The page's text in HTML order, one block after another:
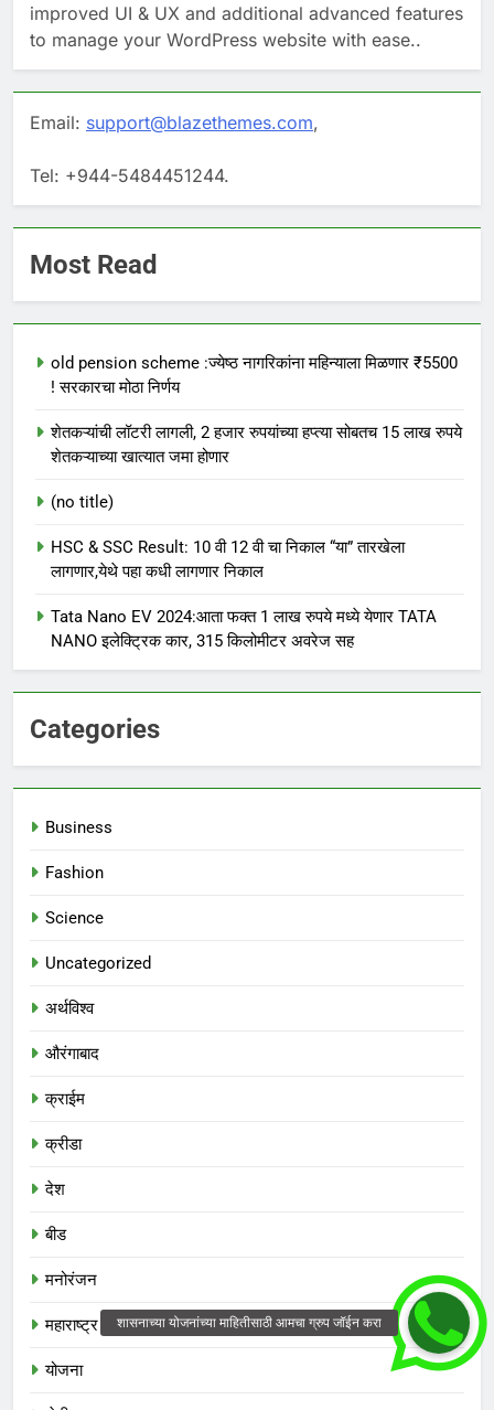
improved UI & UX and additional advanced features
to manage your WordPress website with ease..
Email: support@blazethemes.com,
Tel: +944-5484451244.
Most Read
old pension scheme :ज्येष्ठ नागरिकांना महिन्याला मिळणार ₹5500
! सरकारचा मोठा निर्णय
शेतकऱ्यांची लॉटरी लागली, 2 हजार रुपयांच्या हप्त्या सोबतच 15 लाख रुपये
शेतकऱ्याच्या खात्यात जमा होणार
(no title)
HSC & SSC Result: 10 वी 12 वी चा निकाल “या” तारखेला
लागणार,येथे पहा कधी लागणार निकाल
Tata Nano EV 2024:आता फक्त 1 लाख रुपये मध्ये येणार TATA
NANO इलेक्ट्रिक कार, 315 किलोमीटर अवरेज सह
Categories
Business
Fashion
Science
Uncategorized
अर्थविश्व
औरंगाबाद
क्राईम
क्रीडा
देश
बीड
मनोरंजन
महाराष्ट्र
योजना